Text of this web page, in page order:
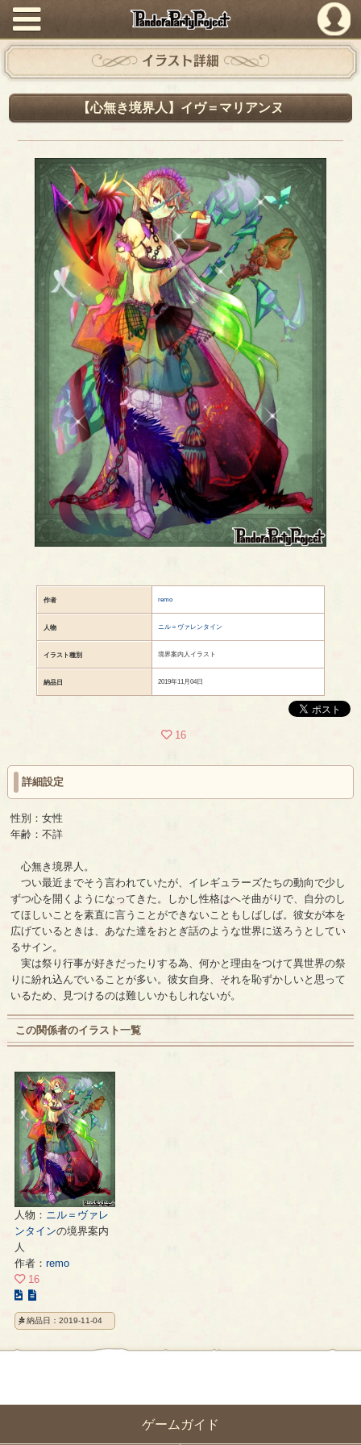
PandoraPartyProject
ゲームガイド
イラスト詳細
【心無き境界人】イヴ＝マリアンヌ
作者 remo
人物 ニル＝ヴァレンタイン
イラスト種別 境界案内人イラスト
納品日 2019年11月04日
16
詳細設定
性別：女性
年齢：不詳
心無き境界人。
つい最近までそう言われていたが、イレギュラーズたちの動向で少し
ずつ心を開くようになってきた。しかし性格はへそ曲がりで、自分のし
てほしいことを素直に言うことができないこともしばしば。彼女が本を
広げているときは、あなた達をおとぎ話のような世界に送ろうとしてい
るサイン。
実は祭り行事が好きだったりする為、何かと理由をつけて異世界の祭
りに紛れ込んでいることが多い。彼女自身、それを恥ずかしいと思って
いるため、見つけるのは難しいかもしれないが。
この関係者のイラスト一覧
人物： ニル＝ヴァレ
ンタインの境界案内
人
作者： remo
16
の
イ
ペ
納品日：2019-11-04